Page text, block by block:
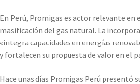
En Perú, Promigas es actor relevante en
masificación del gas natural. La
«integra capacidades en energías
y fortalecen su propuesta de valor en el
Hace unas días Promigas Perú presentó